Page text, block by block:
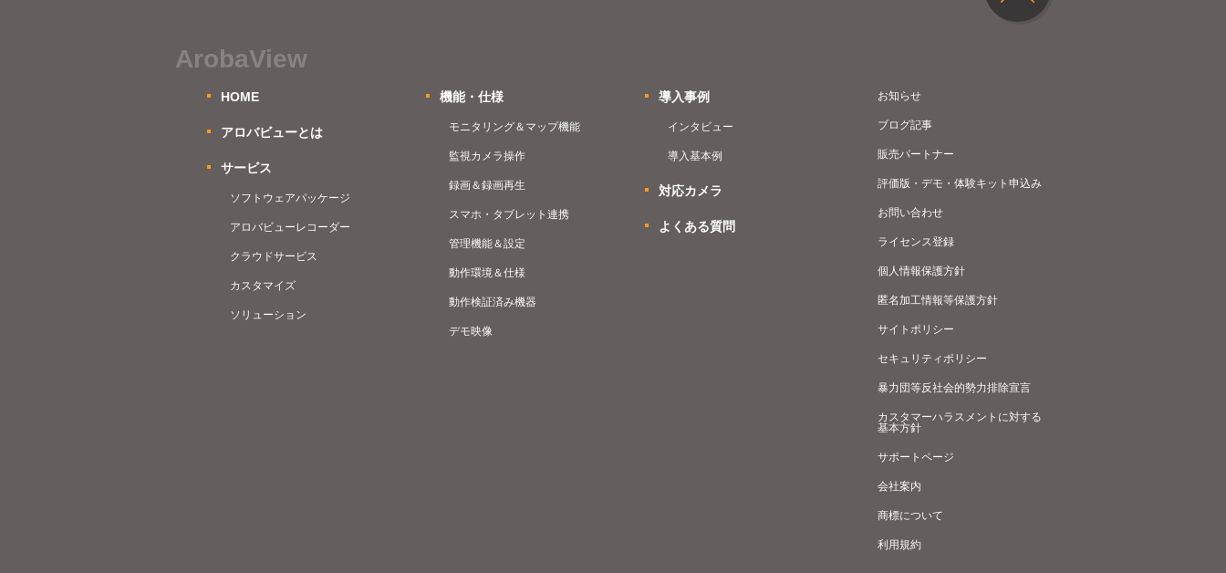
ArobaView
HOME
アロバビューとは
サービス
ソフトウェアパッケージ
アロバビューレコーダー
クラウドサービス
カスタマイズ
ソリューション
機能・仕様
モニタリング＆マップ機能
監視カメラ操作
録画＆録画再生
スマホ・タブレット連携
管理機能＆設定
動作環境＆仕様
動作検証済み機器
デモ映像
導入事例
インタビュー
導入基本例
対応カメラ
よくある質問
お知らせ
ブログ記事
販売パートナー
評価版・デモ・体験キット申込み
お問い合わせ
ライセンス登録
個人情報保護方針
匿名加工情報等保護方針
サイトポリシー
セキュリティポリシー
暴力団等反社会的勢力排除宣言
カスタマーハラスメントに対する
基本方針
サポートページ
会社案内
商標について
利用規約